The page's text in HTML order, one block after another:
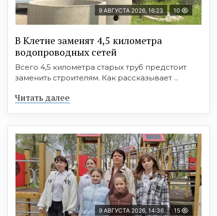
9 АВГУСТА 2026, 16:23 10
В Клетне заменят 4,5 километра
водопроводных сетей
Всего 4,5 километра старых труб предстоит
заменить строителям. Как рассказывает ...
Читать далее
9 АВГУСТА 2026, 14:36 15